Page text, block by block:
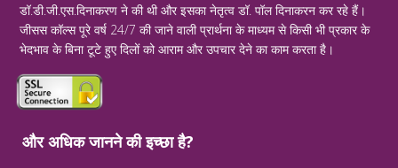
डॉ.डी.जी.एस.दिनाकरण ने की थी और इसका नेतृत्व डॉ. पॉल दिनाकरन कर रहे हैं।
जीसस कॉल्स पूरे वर्ष 24/7 की जाने वाली प्रार्थना के माध्यम से किसी भी प्रकार के
भेदभाव के बिना टूटे हुए दिलों को आराम और उपचार देने का काम करता है।
और अधिक जानने की इच्छा है?